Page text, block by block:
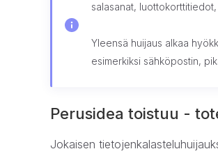
salasanat,
Yleensä huijaus alkaa
esimerkiksi sähköpostin,
Perusidea toistuu -
Jokaisen